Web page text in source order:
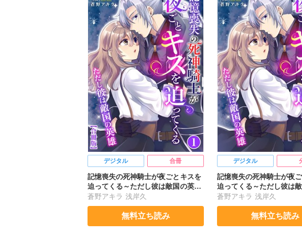
デジタル 合冊
記憶喪失の死神騎士が夜ごとキスを
迫ってくる～ただし彼は敵国の英雄
～【合冊版】1
蒼野アキラ 浅岸久
無料立ち読み
デジタル
記憶喪失の死神騎士が夜
迫ってくる～ただし彼は
～4
蒼野アキラ 浅岸久
無料立ち読み